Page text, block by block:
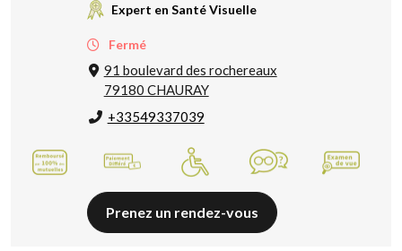
Expert en Santé Visuelle
Fermé
91 boulevard des rochereaux
79180 CHAURAY
+33549337039
Prenez un rendez-vous